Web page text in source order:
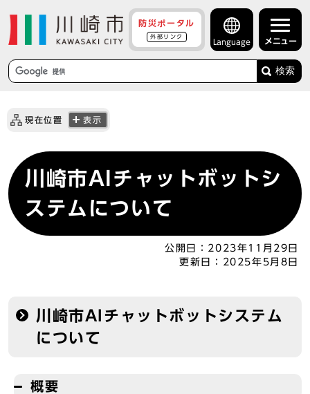
防災ポータル
外部リンク
Language メニュー
検索
現在位置 表示
川崎市AIチャットボットシ
ステムについて
公開日： 2023年11月29日
更新日：
2025年5月8日
川崎市AIチャットボットシステム
について
概要